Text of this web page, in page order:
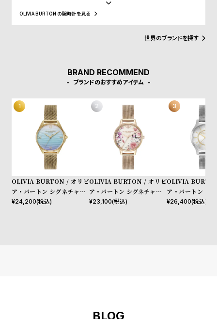
l
e
o
p
という世界的にも有名なWeb Shopでバイイング経験を積み、低価
格でスタイリッシュなファッションの先駆けとなるような腕時計の
ブランドが市場になかったことに目をつけ、ブランドの設立を決め
ました。2人はファッション業界での経験を活かして、フェミニンさ
ーション、そこにファッショントレンドからコンテンポラリーなエ
ッセンスを加え、シンプルで上品な腕時計に仕上げています。洋服
自分だけのオリジナルクローゼットを作れるようにと考えられてい
ます。
OLIVIA BURTON の腕時計を見る
世界のブランドを探す
BRAND RECOMMEND
ブランドのおすすめアイテム
OLIVIA BURTON / オリビ
ア・バートン シグネチャー -
30mm アジュール ライトブ
¥24,200(税込)
OLIVIA BURTON / オリビ
ア・バートン シグネチャー 3
0mm イラストレイテッド フ
¥23,100(税込)
OLIVIA
ア・バートン ク
mm ワンダーラ
¥26,400(税込)
BLOG